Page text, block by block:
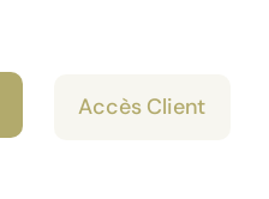
Accès Client